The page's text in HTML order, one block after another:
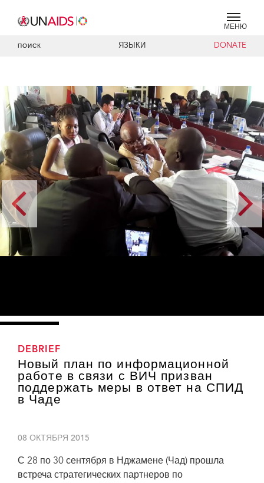
МЕНЮ
ПОИСК ЯЗЫКИ DONATE
DEBRIEF
Новый план по информационной
работе в связи с ВИЧ призван
поддержать меры в ответ на СПИД
в Чаде
08 ОКТЯБРЯ 2015
С 28 по 30 сентября в Нджамене (Чад) прошла
встреча стратегических партнеров по